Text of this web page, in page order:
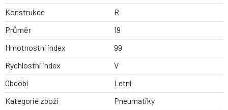
Konstrukce
R
Průměr
19
Hmotnostní index
99
Rychlostní index
V
Období
Letní
Kategorie zboží
Pneumatiky